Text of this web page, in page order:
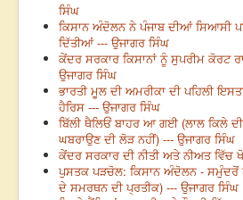
ਸਿੰਘ
ਕਿਸਾਨ ਅੰਦੋਲਨ ਨੇ ਪੰਜਾਬ ਦੀਆਂ ਸਿਆਸੀ
ਦਿੱਤੀਆਂ --- ਉਜਾਗਰ ਸਿੰਘ
ਕੇਂਦਰ ਸਰਕਾਰ ਕਿਸਾਨਾਂ ਨੂੰ ਸੁਪਰੀਮ ਕੋਰਟ
ਉਜਾਗਰ ਸਿੰਘ
ਭਾਰਤੀ ਮੂਲ ਦੀ ਅਮਰੀਕਾ ਦੀ ਪਹਿਲੀ
ਹੈਰਿਸ --- ਉਜਾਗਰ ਸਿੰਘ
ਬਿੱਲੀ ਥੈਲਿਓਂ ਬਾਹਰ ਆ ਗਈ (ਲਾਲ ਕਿਲੇ
ਘਬਰਾਉਣ ਦੀ ਲੋੜ ਨਹੀਂ) --- ਉਜਾਗਰ ਸਿੰਘ
ਕੇਂਦਰ ਸਰਕਾਰ ਦੀ ਨੀਤੀ ਅਤੇ ਨੀਅਤ ਵਿੱਚ
ਪੁਸਤਕ ਪੜਚੋਲ: ਕਿਸਾਨ ਅੰਦੋਲਨ - ਸਮੁੰਦਰੋਂ
ਦੇ ਸਮਰਥਨ ਦੀ ਪ੍ਰਤੀਕ) --- ਉਜਾਗਰ ਸਿੰਘ